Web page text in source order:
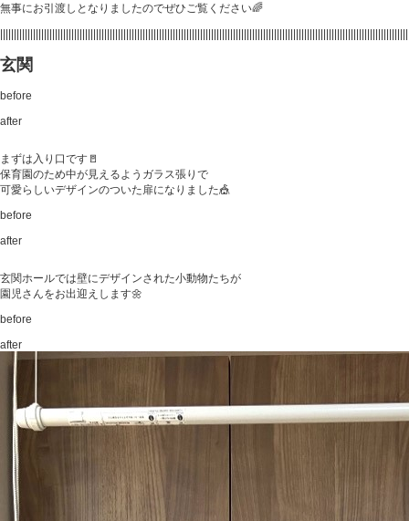
無事にお引渡しとなりましたのでぜひご覧ください🌈
玄関
before
after
まずは入り口です🚪
保育園のため中が見えるようガラス張りで
可愛らしいデザインのついた扉になりました🎪
before
after
玄関ホールでは壁にデザインされた小動物たちが
園児さんをお出迎えします🌼
before
after